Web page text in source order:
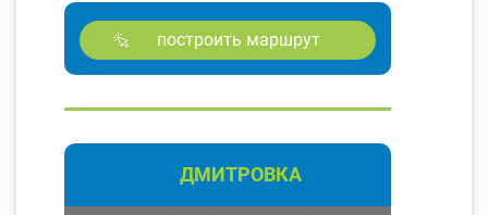
построить маршрут
ДМИТРОВКА